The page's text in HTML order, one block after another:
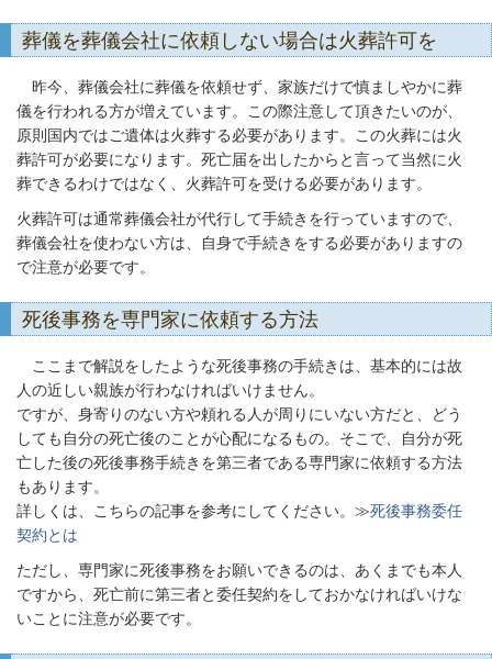
葬儀を葬儀会社に依頼しない場合は火葬許可を
昨今、葬儀会社に葬儀を依頼せず、家族だけで慎ましやかに葬
儀を行われる方が増えています。この際注意して頂きたいのが、
原則国内ではご遺体は火葬する必要があります。この火葬には火
葬許可が必要になります。死亡届を出したからと言って当然に火
葬できるわけではなく、火葬許可を受ける必要があります。
火葬許可は通常葬儀会社が代行して手続きを行っていますので、
葬儀会社を使わない方は、自身で手続きをする必要がありますの
で注意が必要です。
死後事務を専門家に依頼する方法
ここまで解説をしたような死後事務の手続きは、基本的には故
人の近しい親族が行わなければいけません。
ですが、身寄りのない方や頼れる人が周りにいない方だと、どう
しても自分の死亡後のことが心配になるもの。そこで、自分が死
亡した後の死後事務手続きを第三者である専門家に依頼する方法
もあります。
詳しくは、こちらの記事を参考にしてください。≫死後事務委任
契約とは
ただし、専門家に死後事務をお願いできるのは、あくまでも本人
ですから、死亡前に第三者と委任契約をしておかなければいけな
いことに注意が必要です。